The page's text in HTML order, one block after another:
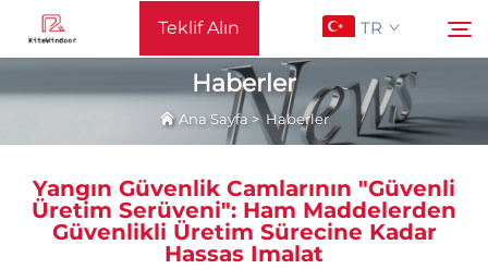
Teklif Alın TR
Destek
Haberler
Ana Sayfa >Haberler
Yangın Güvenlik Camlarının "Güvenli
Üretim Serüveni": Ham Maddelerden
Güvenlikli Üretim Sürecine Kadar
Hassas Imalat